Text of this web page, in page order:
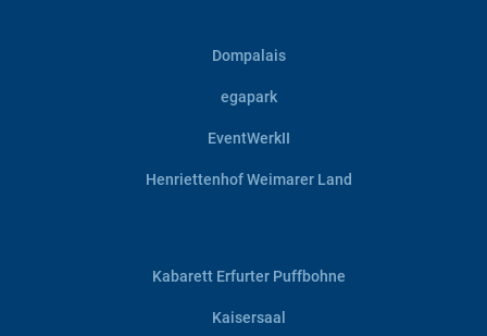
Dompalais
egapark
EventWerkII
Henriettenhof Weimarer Land
Kabarett Erfurter Puffbohne
Kaisersaal